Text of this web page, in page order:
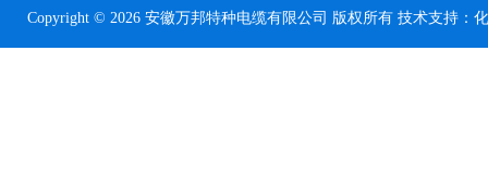
Copyright © 2026 安徽万邦特种电缆有限公司 版权所有 技术支持：